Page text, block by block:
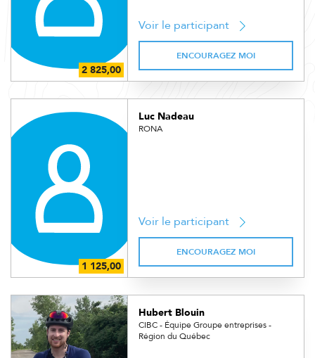
Voir le participant
ENCOURAGEZ MOI
Luc Nadeau
RONA
Voir le participant
ENCOURAGEZ MOI
Hubert Blouin
CIBC - Équipe Groupe entreprises -
Région du Québec